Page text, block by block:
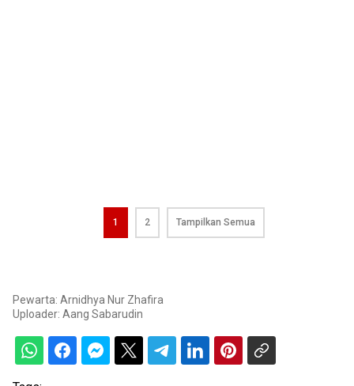
1 2 Tampilkan Semua
Pewarta: Arnidhya Nur Zhafira
Uploader: Aang Sabarudin